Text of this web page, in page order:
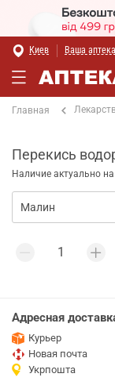
Киев Ваша аптека
Главная
Перекись
Наличие актуально
Адресная
Курьер
Новая почта
Укрпошта